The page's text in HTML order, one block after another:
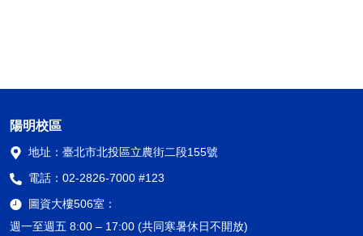
陽明校區
地址： 臺北市北投區立農街二段155號
電話： 02-2826-7000 #123
圖資大樓506室：
週一至週五 8:00 – 17:00 (共同寒暑休日不開放)